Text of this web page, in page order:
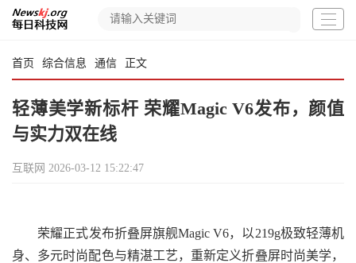
首页 综合信息 通信 正文
轻薄美学新标杆 荣耀Magic V6发布，颜值
与实力双在线
互联网 2026-03-12 15:22:47
荣耀正式发布折叠屏旗舰Magic V6，以219g极致轻薄机
身、多元时尚配色与精湛工艺，重新定义折叠屏时尚美学，